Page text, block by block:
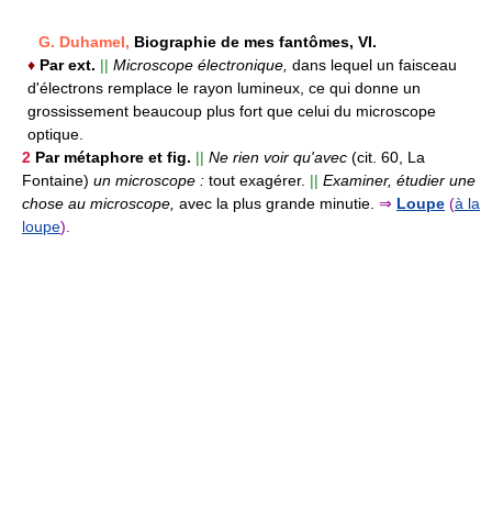
G. Duhamel, Biographie de mes fantômes, VI.
♦ Par ext. || Microscope électronique, dans lequel un faisceau
d'électrons remplace le rayon lumineux, ce qui donne un
grossissement beaucoup plus fort que celui du microscope
optique.
2 Par métaphore et fig. || Ne rien voir qu'avec (cit. 60, La
Fontaine) un microscope : tout exagérer. || Examiner, étudier une
chose au microscope, avec la plus grande minutie. ⇒ Loupe (à la
loupe).